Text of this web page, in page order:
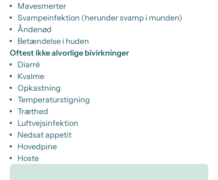
Mavesmerter
Svampeinfektion (herunder svamp i munden)
Åndenød
Betændelse i huden
Oftest ikke alvorlige bivirkninger
Diarré
Kvalme
Opkastning
Temperaturstigning
Træthed
Luftvejsinfektion
Nedsat appetit
Hovedpine
Hoste